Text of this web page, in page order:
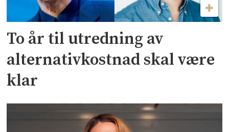
To år til utredning av
alternativkostnad skal være
klar